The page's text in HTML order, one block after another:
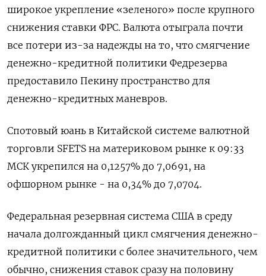
широкое укрепление «зеленого» после крупного
снижения ставки ФРС. Валюта отыграла почти
все потери из-за надежды на то, что смягчение
денежно-кредитной политики Федрезерва
предоставило Пекину пространство для
денежно-кредитных маневров.
Спотовый юань в Китайской системе валютной
торговли SFETS на материковом рынке к 09:33
МСК укрепился на 0,1257% до​ 7,0691​, на
офшорном рынке - на 0,34% до 7,0704.
Федеральная резервная система США в среду
начала долгожданный цикл смягчения денежно-
кредитной политики с более значительного, чем
обычно, снижения ставок сразу на половину